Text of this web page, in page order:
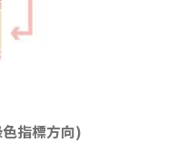
指標方向)